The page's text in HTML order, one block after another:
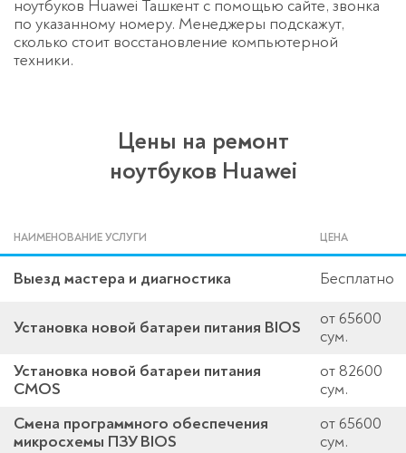
ноутбуков Huawei Ташкент с помощью сайте, звонка
по указанному номеру. Менеджеры подскажут,
сколько стоит восстановление компьютерной
техники.
Цены на ремонт
ноутбуков Huawei
НАИМЕНОВАНИЕ УСЛУГИ ЦЕНА
Выезд мастера и диагностика Бесплатно
Установка новой батареи питания BIOS
от 65600
сум.
Установка новой батареи питания
CMOS
от 82600
сум.
Смена программного обеспечения
микросхемы ПЗУ BIOS
от 65600
сум.